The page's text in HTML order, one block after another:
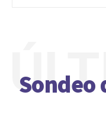
Sondeo